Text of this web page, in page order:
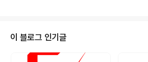
2지옥-부활자1연상호, 최규석문학동네2024-10-21지
옥-부활자2(완결)연상호, 최규석문학동네2024-10-21
너머의 세계유린고블2024-09-20믿을 수 없는 영화관
이 블로그 인기글